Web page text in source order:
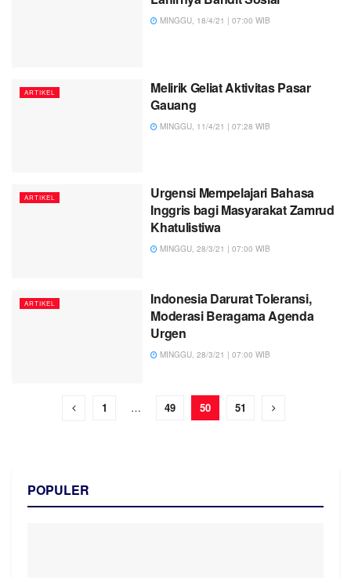
MINGGU, 18/4/21 | 07:00 WIB
ARTIKEL
Melirik Geliat Aktivitas Pasar
Gauang
MINGGU, 11/4/21 | 07:28 WIB
ARTIKEL
Urgensi Mempelajari Bahasa
Inggris bagi Masyarakat Zamrud
Khatulistiwa
MINGGU, 28/3/21 | 07:00 WIB
ARTIKEL
Indonesia Darurat Toleransi,
Moderasi Beragama Agenda
Urgen
MINGGU, 28/3/21 | 07:00 WIB
1 … 49 50 51
POPULER